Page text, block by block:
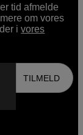
tid afmelde
om vores
ivores
TILMELD